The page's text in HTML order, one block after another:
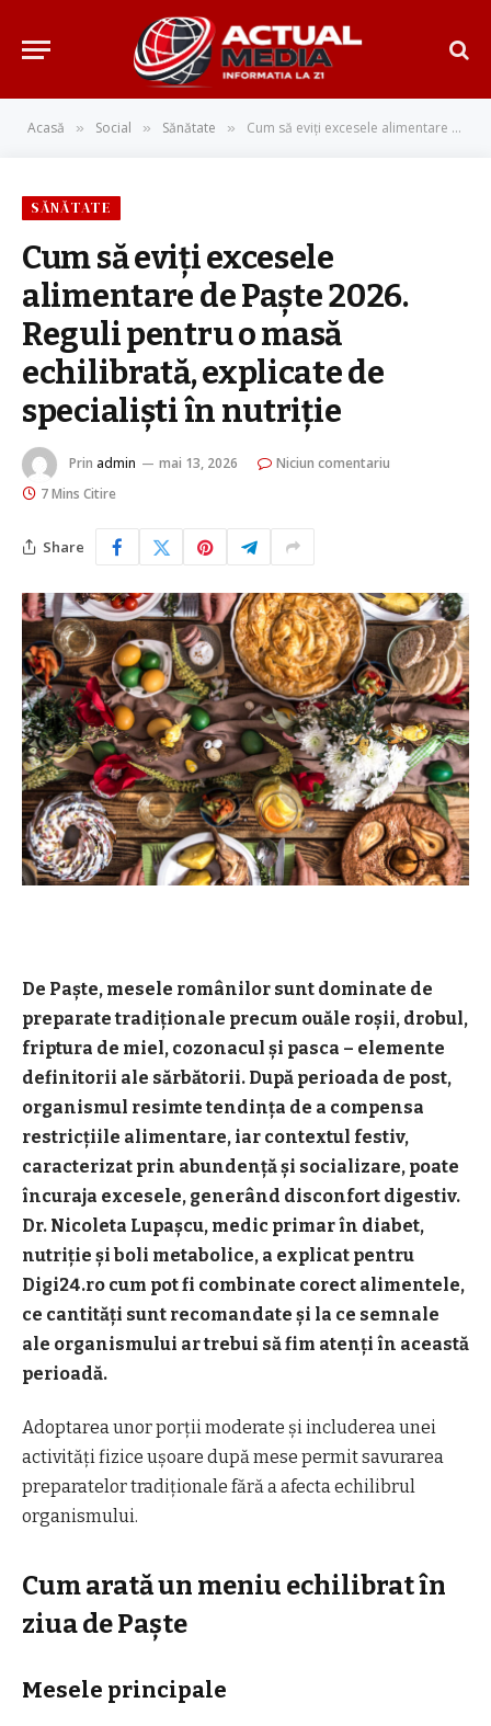
Acasă » Social » Sănătate » Cum să eviți excesele alimentare de Paște 2026. Reguli pentru o masă echilibrată, explicate de specialiști în nutriție
SĂNĂTATE
Cum să eviți excesele
alimentare de Paște 2026.
Reguli pentru o masă
echilibrată, explicate de
specialiști în nutriție
Prin admin mai 13, 2026
Niciun comentariu
7 Mins Citire
Share
De Paște, mesele românilor sunt dominate de
preparate tradiționale precum ouăle roșii, drobul,
friptura de miel, cozonacul și pasca – elemente
definitorii ale sărbătorii. După perioada de post,
organismul resimte tendința de a compensa
restricțiile alimentare, iar contextul festiv,
caracterizat prin abundență și socializare, poate
încuraja excesele, generând disconfort digestiv.
Dr. Nicoleta Lupașcu, medic primar în diabet,
nutriție și boli metabolice, a explicat pentru
Digi24.ro cum pot fi combinate corect alimentele,
ce cantități sunt recomandate și la ce semnale
ale organismului ar trebui să fim atenți în această
perioadă.
Adoptarea unor porții moderate și includerea unei
activități fizice ușoare după mese permit savurarea
preparatelor tradiționale fără a afecta echilibrul
organismului.
Cum arată un meniu echilibrat în
ziua de Paște
Mesele principale